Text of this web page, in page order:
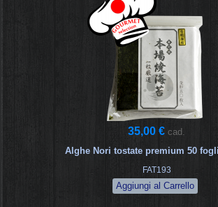
35,00 € cad.
Alghe Nori tostate premium 50
FAT193